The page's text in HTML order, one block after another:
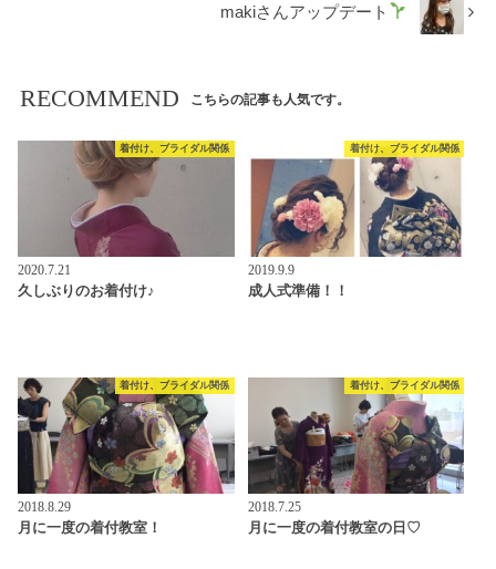
makiさんアップデート
RECOMMEND こちらの記事も人気です。
着付け、ブライダル関係
2020.7.21
久しぶりのお着付け♪
着付け、ブライダル関係
2019.9.9
成人式準備！！
着付け、ブライダル関係
2018.8.29
月に一度の着付教室！
着付け、ブライダル関係
2018.7.25
月に一度の着付教室の日♡